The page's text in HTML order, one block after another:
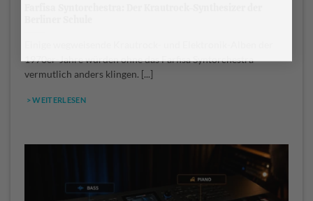
1970er-Jahre würden ohne das Farfisa Syntorchestra
vermutlich anders klingen. [...]
> WEITERLESEN